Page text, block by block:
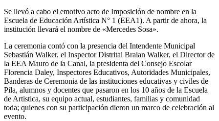
Se llevó a cabo el emotivo acto de Imposición de nombre en la
Escuela de Educación Artística N° 1 (EEA1). A partir de ahora, la
institución llevará el nombre de «Mercedes Sosa».
​La ceremonia contó con la presencia del Intendente Municipal
Sebastián Walker, el Inspector Distrital Braian Walker, el Director de
la EEA Mauro de la Canal, la presidenta del Consejo Escolar
Florencia Daley, Inspectores Educativos, Autoridades Municipales,
Banderas de Ceremonia de las instituciones educativas y civiles de
Pila, alumnos y docentes que pasaron en los 10 años de la Escuela
de Artistica, su equipo actual, estudiantes, familias y comunidad
toda; quienes con su participación dieron un marco de celebración al
evento.